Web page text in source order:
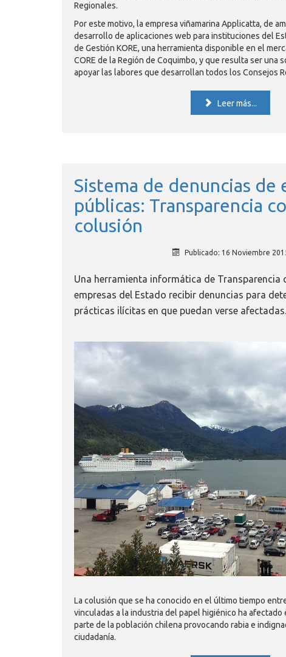
Regionales.
Por este motivo, la empresa viñamarina Applicatta, de
desarrollo de aplicaciones web para instituciones del
de Gestión KORE, una herramienta disponible en el
CORE de la Región de Coquimbo, y que resulta ser una
apoyar las labores que desarrollan todos los Consejos
Leer más...
Sistema de denuncias de
públicas: Transparencia
colusión
Publicado: 16 Noviembre
Una herramienta informática de Transparencia
empresas del Estado recibir denuncias para
prácticas ilícitas en que puedan verse afectadas.
La colusión que se ha conocido en el último tiempo
vinculadas a la industria del papel higiénico ha afectado
parte de la población chilena provocando rabia e
ciudadanía.